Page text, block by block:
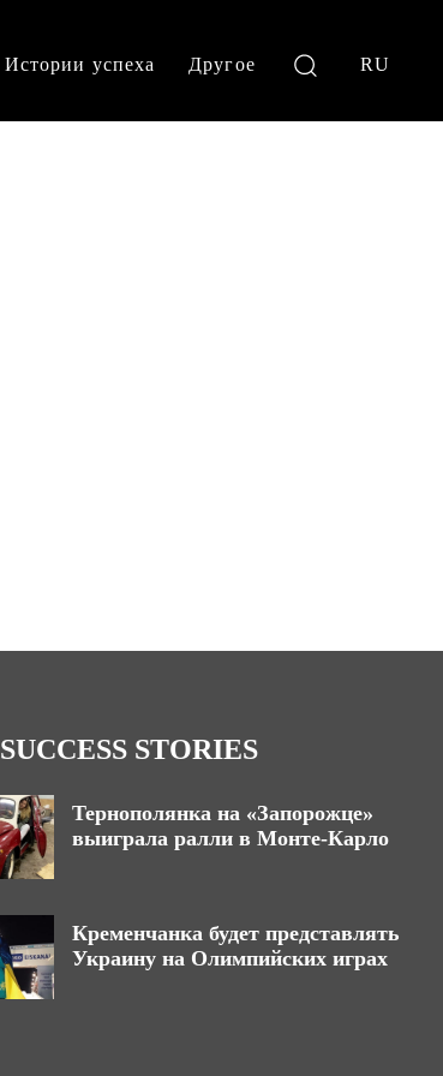
Истории успеха Другое RU
SUCCESS STORIES
Тернополянка на «Запорожце»
выиграла ралли в Монте-Карло
Кременчанка будет представлять
Украину на Олимпийских играх